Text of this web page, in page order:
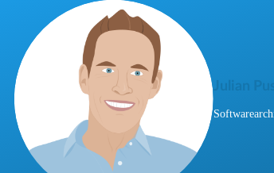
Direkt zum Inhalt
Julian